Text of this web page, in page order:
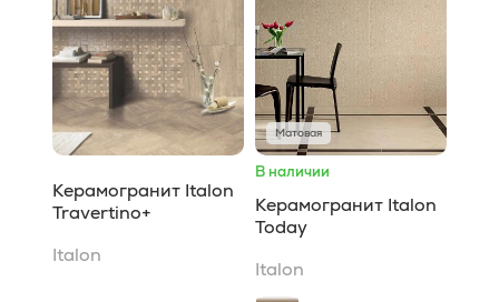
Керамогранит Italon
Travertino+
Italon
Матовая
В наличии
Керамогранит Italon
Today
Italon